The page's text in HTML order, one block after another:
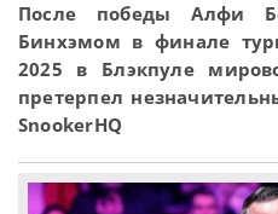
После победы Алфи
Бинхэмом в финале
2025 в Блэкпуле
претерпел
SnookerHQ